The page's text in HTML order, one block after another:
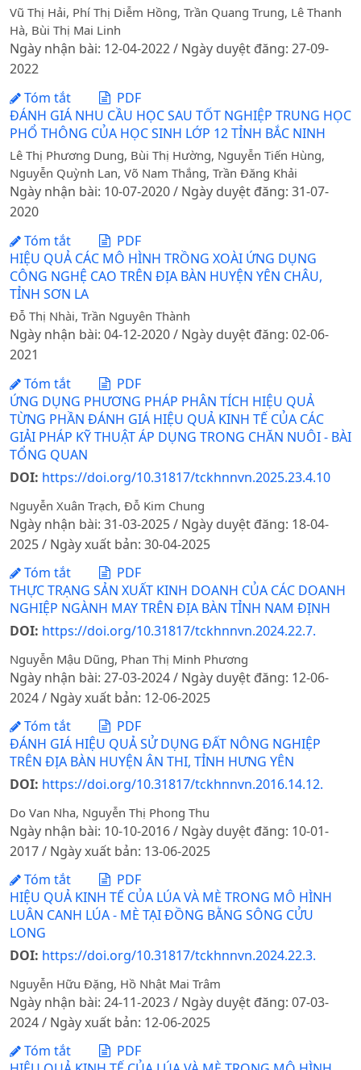
Vũ Thị Hải, Phí Thị Diễm Hồng, Trần Quang Trung, Lê Thanh
Hà, Bùi Thị Mai Linh
Ngày nhận bài: 12-04-2022 / Ngày duyệt đăng: 27-09-
2022
Tóm tắt
PDF
ĐÁNH GIÁ NHU CẦU HỌC SAU TỐT NGHIỆP TRUNG HỌC
PHỔ THÔNG CỦA HỌC SINH LỚP 12 TỈNH BẮC NINH
Lê Thị Phương Dung, Bùi Thị Hường, Nguyễn Tiến Hùng,
Nguyễn Quỳnh Lan, Võ Nam Thắng, Trần Đăng Khải
Ngày nhận bài: 10-07-2020 / Ngày duyệt đăng: 31-07-
2020
Tóm tắt
PDF
HIỆU QUẢ CÁC MÔ HÌNH TRỒNG XOÀI ỨNG DỤNG
CÔNG NGHỆ CAO TRÊN ĐỊA BÀN HUYỆN YÊN CHÂU,
TỈNH SƠN LA
Đỗ Thị Nhài, Trần Nguyên Thành
Ngày nhận bài: 04-12-2020 / Ngày duyệt đăng: 02-06-
2021
Tóm tắt
PDF
ỨNG DỤNG PHƯƠNG PHÁP PHÂN TÍCH HIỆU QUẢ
TỪNG PHẦN ĐÁNH GIÁ HIỆU QUẢ KINH TẾ CỦA CÁC
GIẢI PHÁP KỸ THUẬT ÁP DỤNG TRONG CHĂN NUÔI - BÀI
TỔNG QUAN
DOI: https://doi.org/10.31817/tckhnnvn.2025.23.4.10
Nguyễn Xuân Trạch, Đỗ Kim Chung
Ngày nhận bài: 31-03-2025 / Ngày duyệt đăng: 18-04-
2025 / Ngày xuất bản: 30-04-2025
Tóm tắt
PDF
THỰC TRẠNG SẢN XUẤT KINH DOANH CỦA CÁC DOANH
NGHIỆP NGÀNH MAY TRÊN ĐỊA BÀN TỈNH NAM ĐỊNH
DOI: https://doi.org/10.31817/tckhnnvn.2024.22.7.
Nguyễn Mậu Dũng, Phan Thị Minh Phương
Ngày nhận bài: 27-03-2024 / Ngày duyệt đăng: 12-06-
2024 / Ngày xuất bản: 12-06-2025
Tóm tắt
PDF
ĐÁNH GIÁ HIỆU QUẢ SỬ DỤNG ĐẤT NÔNG NGHIỆP
TRÊN ĐỊA BÀN HUYỆN ÂN THI, TỈNH HƯNG YÊN
DOI: https://doi.org/10.31817/tckhnnvn.2016.14.12.
Do Van Nha, Nguyễn Thị Phong Thu
Ngày nhận bài: 10-10-2016 / Ngày duyệt đăng: 10-01-
2017 / Ngày xuất bản: 13-06-2025
Tóm tắt
PDF
HIỆU QUẢ KINH TẾ CỦA LÚA VÀ MÈ TRONG MÔ HÌNH
LUÂN CANH LÚA - MÈ TẠI ĐỒNG BẰNG SÔNG CỬU
LONG
DOI: https://doi.org/10.31817/tckhnnvn.2024.22.3.
Nguyễn Hữu Đặng, Hồ Nhật Mai Trâm
Ngày nhận bài: 24-11-2023 / Ngày duyệt đăng: 07-03-
2024 / Ngày xuất bản: 12-06-2025
Tóm tắt
PDF